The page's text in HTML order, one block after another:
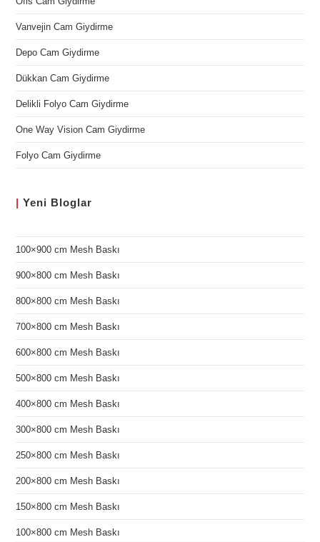
Vanvejin Cam Giydirme
Depo Cam Giydirme
Dükkan Cam Giydirme
Delikli Folyo Cam Giydirme
One Way Vision Cam Giydirme
Folyo Cam Giydirme
| Yeni Bloglar
100×900 cm Mesh Baskı
900×800 cm Mesh Baskı
800×800 cm Mesh Baskı
700×800 cm Mesh Baskı
600×800 cm Mesh Baskı
500×800 cm Mesh Baskı
400×800 cm Mesh Baskı
300×800 cm Mesh Baskı
250×800 cm Mesh Baskı
200×800 cm Mesh Baskı
150×800 cm Mesh Baskı
100×800 cm Mesh Baskı